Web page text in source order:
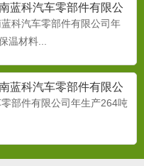
蓝科汽车零部件有限公
多吨保温材料
科汽车零部件有限公司年
温材料...
蓝科汽车零部件有限公
多吨保温材料
部件有限公司年生产264吨